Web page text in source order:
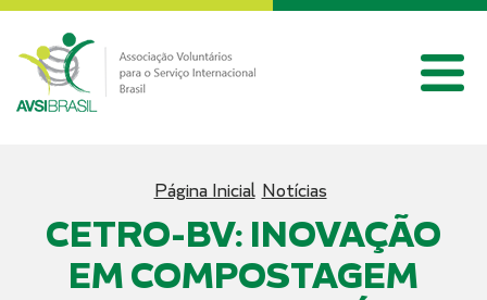
Página Inicial Notícias
CETRO-BV: INOVAÇÃO
EM COMPOSTAGEM